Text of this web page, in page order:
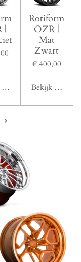
|
Rotiform
OZR |
Mat
Zwart
€ 400,00
Bekijk details